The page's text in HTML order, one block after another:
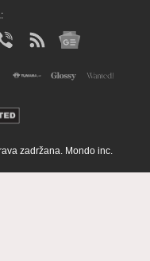
zadržana. Mondo inc.